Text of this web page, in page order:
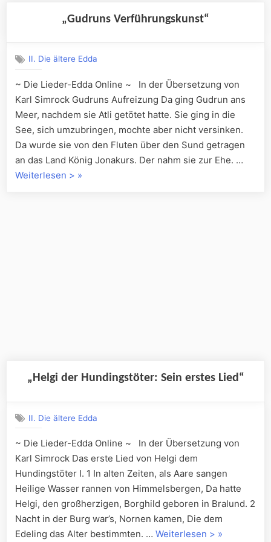
„Gudruns Verführungskunst“
II. Die ältere Edda
~ Die Lieder-Edda Online ~ In der Übersetzung von
Karl Simrock Gudruns Aufreizung Da ging Gudrun ans
Meer, nachdem sie Atli getötet hatte. Sie ging in die
See, sich umzubringen, mochte aber nicht versinken.
Da wurde sie von den Fluten über den Sund getragen
an das Land König Jonakurs. Der nahm sie zur Ehe. …
Weiterlesen > „„Gudruns
»
„Helgi der Hundingstöter: Sein erstes Lied“
II. Die ältere Edda
~ Die Lieder-Edda Online ~ In der Übersetzung von
Karl Simrock Das erste Lied von Helgi dem
Hundingstöter I. 1 In alten Zeiten, als Aare sangen
Heilige Wasser rannen von Himmelsbergen, Da hatte
Helgi, den großherzigen, Borghild geboren in Bralund. 2
Nacht in der Burg war’s, Nornen kamen, Die dem
Edeling das Alter bestimmten. … Weiterlesen > „„Helgi
»